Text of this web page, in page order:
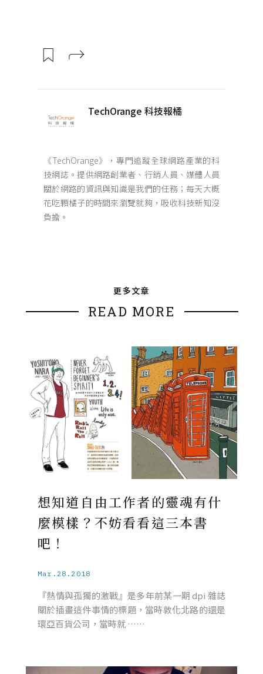
TechOrange 科技報橘
《TechOrange》，專門追蹤全球網路產業的科
技網誌。提供網路創業者、行銷人員、媒體人員
關於網路的資訊與知識是我們的任務；每天大概
花吃顆橘子的時間來瀏覽就夠，吸收科技新知沒
負擔。
更多文章
READ MORE
想知道自由工作者的靈魂有什
麼模樣？不妨看看這三本書
吧！
Mar.28.2018
『熱情與孤獨的激戰』是多年前某一期 dpi 雜誌
關於插畫這件事情的標題，當時敦化北路的還是
環亞百貨公司，當時就 ……